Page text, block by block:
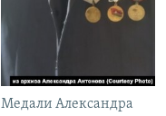
Медали Александра